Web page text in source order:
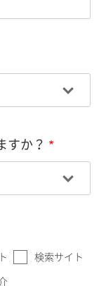
すか？
検索サイト